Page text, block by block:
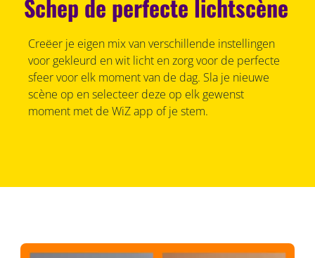
Schep de perfecte lichtscène
Creëer je eigen mix van verschillende instellingen
voor gekleurd en wit licht en zorg voor de perfecte
sfeer voor elk moment van de dag. Sla je nieuwe
scène op en selecteer deze op elk gewenst
moment met de WiZ app of je stem.